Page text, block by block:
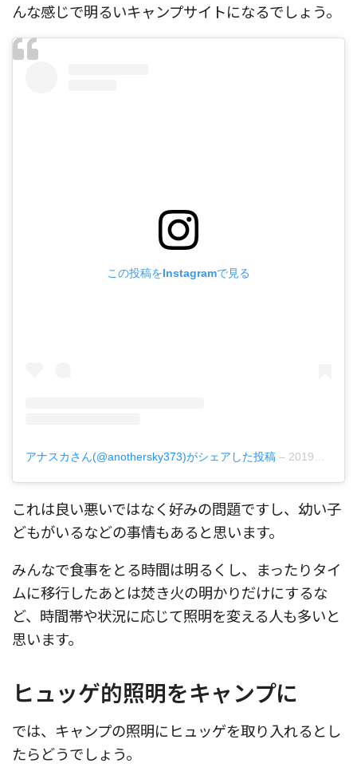
んな感じで明るいキャンプサイトになるでしょう。
この投稿をInstagramで見る
アナスカさん(@anothersky373)がシェアした投稿 – 2019年 8月月16日午前4時37分PDT
これは良い悪いではなく好みの問題ですし、幼い子
どもがいるなどの事情もあると思います。
みんなで食事をとる時間は明るくし、まったりタイ
ムに移行したあとは焚き火の明かりだけにするな
ど、時間帯や状況に応じて照明を変える人も多いと
思います。
ヒュッゲ的照明をキャンプに
では、キャンプの照明にヒュッゲを取り入れるとし
たらどうでしょう。